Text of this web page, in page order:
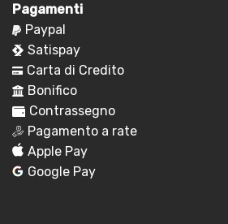
Pagamenti
Paypal
Satispay
Carta di Credito
Bonifico
Contrassegno
Pagamento a rate
Apple Pay
Google Pay